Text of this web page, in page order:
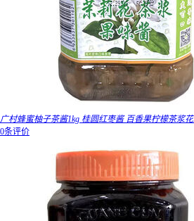
广村蜂蜜柚子茶酱1kg 桂圆红枣酱 百香果柠檬茶浆
0条评价